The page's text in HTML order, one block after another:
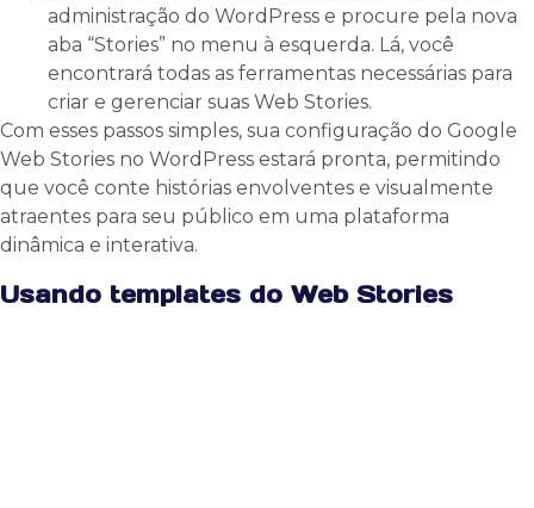
administração do WordPress e procure pela nova
aba “Stories” no menu à esquerda. Lá, você
encontrará todas as ferramentas necessárias para
criar e gerenciar suas Web Stories.
Com esses passos simples, sua configuração do Google
Web Stories no WordPress estará pronta, permitindo
que você conte histórias envolventes e visualmente
atraentes para seu público em uma plataforma
dinâmica e interativa.
Usando templates do Web Stories